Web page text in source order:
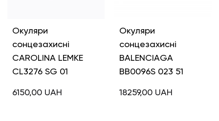
Окуляри
сонцезахисні
CAROLINA LEMKE
CL3276 SG 01
6150,00 UAH
Окуляри
сонцезахисні
BALENCIAGA
BB0096S 023 51
18259,00 UAH